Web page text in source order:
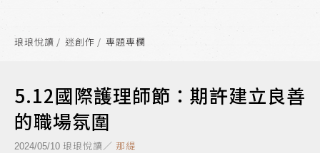
琅琅悅讀 迷創作 專題專欄
5.12國際護理師節：期許建立良善
的職場氛圍
2024/05/10 琅琅悅讀／ 那緹